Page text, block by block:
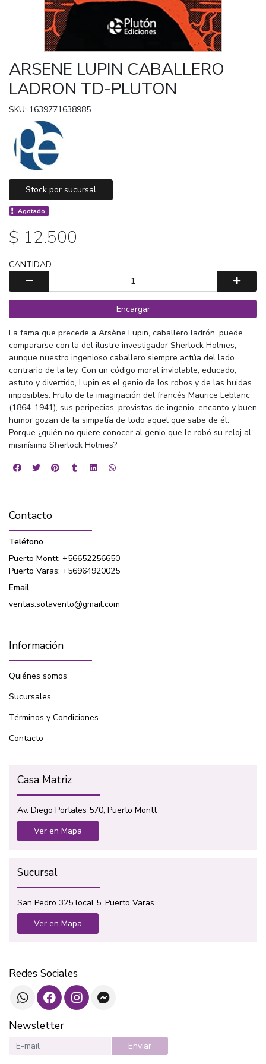
ARSENE LUPIN CABALLERO
LADRON TD-PLUTON
SKU: 1639771638985
Stock por sucursal
Agotado.
$ 12.500
CANTIDAD
Encargar
La fama que precede a Arsène Lupin, caballero ladrón, puede
compararse con la del ilustre investigador Sherlock Holmes,
aunque nuestro ingenioso caballero siempre actúa del lado
contrario de la ley. Con un código moral inviolable, educado,
astuto y divertido, Lupin es el genio de los robos y de las huidas
imposibles. Fruto de la imaginación del francés Maurice Leblanc
(1864-1941), sus peripecias, provistas de ingenio, encanto y buen
humor gozan de la simpatía de todo aquel que sabe de él.
Porque ¿quién no quiere conocer al genio que le robó su reloj al
mismísimo Sherlock Holmes?
Contacto
Teléfono
Puerto Montt: +56652256650
Puerto Varas: +56964920025
Email
ventas.sotavento@gmail.com
Información
Quiénes somos
Sucursales
Términos y Condiciones
Contacto
Casa Matriz
Av. Diego Portales 570, Puerto Montt
Ver en Mapa
Sucursal
San Pedro 325 local 5, Puerto Varas
Ver en Mapa
Redes Sociales
Newsletter
Enviar